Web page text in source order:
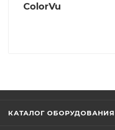
ColorVu
КАТАЛОГ ОБОРУДОВАНИЯ